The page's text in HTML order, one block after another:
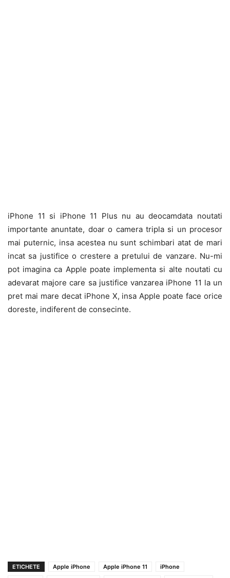
iPhone 11 si iPhone 11 Plus nu au deocamdata noutati
importante anuntate, doar o camera tripla si un procesor
mai puternic, insa acestea nu sunt schimbari atat de mari
incat sa justifice o crestere a pretului de vanzare. Nu-mi
pot imagina ca Apple poate implementa si alte noutati cu
adevarat majore care sa justifice vanzarea iPhone 11 la un
pret mai mare decat iPhone X, insa Apple poate face orice
doreste, indiferent de consecinte.
ETICHETE Apple iPhone Apple iPhone 11
iPhone